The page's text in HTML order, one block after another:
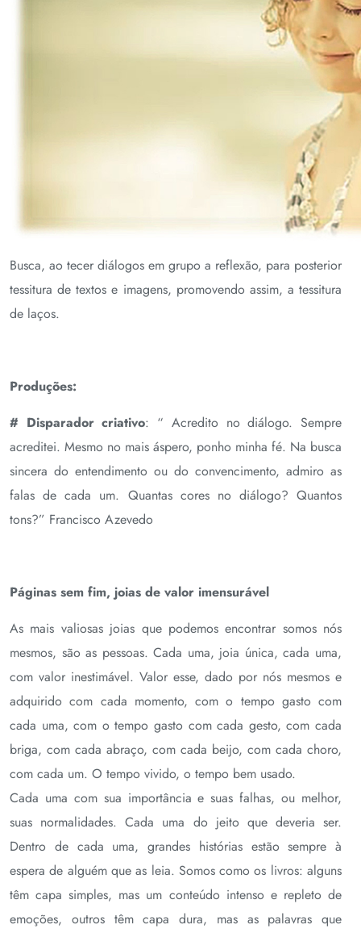
Busca, ao tecer diálogos em grupo a reflexão, para posterior
tessitura de textos e imagens, promovendo assim, a tessitura
de laços.
Produções:
# Disparador criativo: “ Acredito no diálogo. Sempre
acreditei. Mesmo no mais áspero, ponho minha fé. Na busca
sincera do entendimento ou do convencimento, admiro as
falas de cada um. Quantas cores no diálogo? Quantos
tons?” Francisco Azevedo
Páginas sem fim, joias de valor imensurável
As mais valiosas joias que podemos encontrar somos nós
mesmos, são as pessoas. Cada uma, joia única, cada uma,
com valor inestimável. Valor esse, dado por nós mesmos e
adquirido com cada momento, com o tempo gasto com
cada uma, com o tempo gasto com cada gesto, com cada
briga, com cada abraço, com cada beijo, com cada choro,
com cada um. O tempo vivido, o tempo bem usado.
Cada uma com sua importância e suas falhas, ou melhor,
suas normalidades. Cada uma do jeito que deveria ser.
Dentro de cada uma, grandes histórias estão sempre à
espera de alguém que as leia. Somos como os livros: alguns
têm capa simples, mas um conteúdo intenso e repleto de
emoções, outros têm capa dura, mas as palavras que